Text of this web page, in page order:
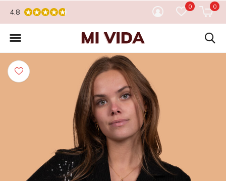
0 0
4.8